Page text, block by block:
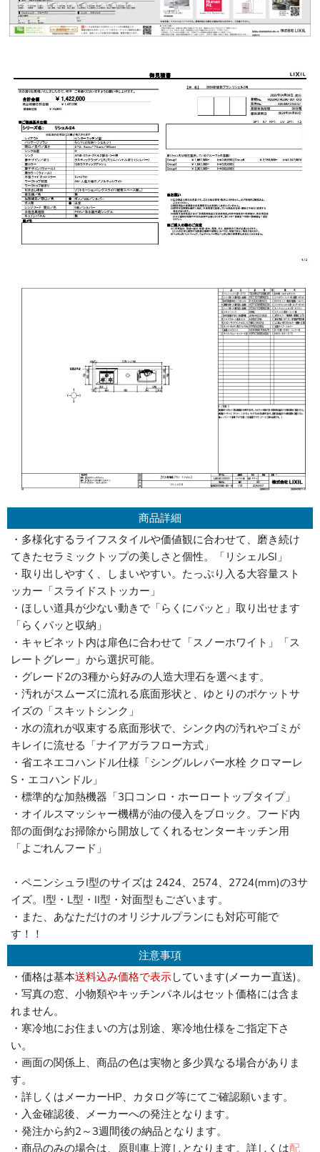
商品詳細
・多様化するライフスタイルや価値観に合わせて、磨き続け
てきたセラミックトップの美しさと個性。「リシェルSI」
・取り出しやすく、しまいやすい。たっぷり入る大容量スト
ッカー「スライドストッカー」
・ほしい道具が少ない動きで「らくにパッと」取り出せます
「らくパッと収納」
・キャビネット内は扉色に合わせて「スノーホワイト」「ス
レートグレー」から選択可能。
・グレード2の3種から好みの人造大理石を選べます。
・汚れがスムーズに流れる底面形状と、ゆとりのポケットサ
イズの「スキットシンク」
・水の流れが収束する底面形状で、シンク内の汚れやゴミが
キレイに流せる「ナイアガラフロー方式」
・省エネエコハンドル仕様「シングルレバー水栓 クロマーレ
S・エコハンドル」
・標準的な加熱機器「3口コンロ・ホーロートップタイプ」
・オイルスマッシャー機構が油の侵入をブロック。フード内
部の面倒なお掃除から開放してくれるセンターキッチン用
「よごれんフード」
・ペニンシュラI型のサイズは 2424、2574、2724(mm)の3サ
イズ。I型・L型・II型・対面型もございます。
・また、あなただけのオリジナルプランにも対応可能で
す！！
注意事項
・価格は基本送料込み価格で表示しています(メーカー直送)。
・写真の窓、小物類やキッチンパネルはセット価格には含ま
れません。
・寒冷地にお住まいの方は別途、寒冷地仕様をご指定下さ
い。
・画面の関係上、商品の色は実物と多少異なる場合がありま
す。
・詳しくはメーカーHP、カタログ等にてご確認願います。
・入金確認後、メーカーへの発注となります。
・発注から約2～3週間後の納品となります。
・商品のみの場合は、原則車上渡しとなります。詳しくは配